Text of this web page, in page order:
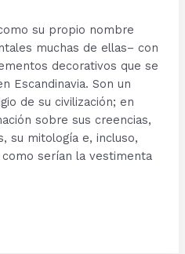
su propio nombre
muchas de ellas– con
decorativos que se
Escandinavia. Son un
de su civilización; en
sobre sus creencias,
su mitología e, incluso,
serían la vestimenta